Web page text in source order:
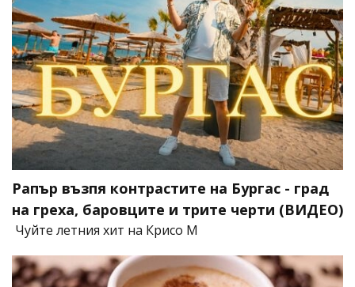
Рапър възпя контрастите на Бургас - град
на греха, баровците и трите черти (ВИДЕО)
Чуйте летния хит на Крисо М